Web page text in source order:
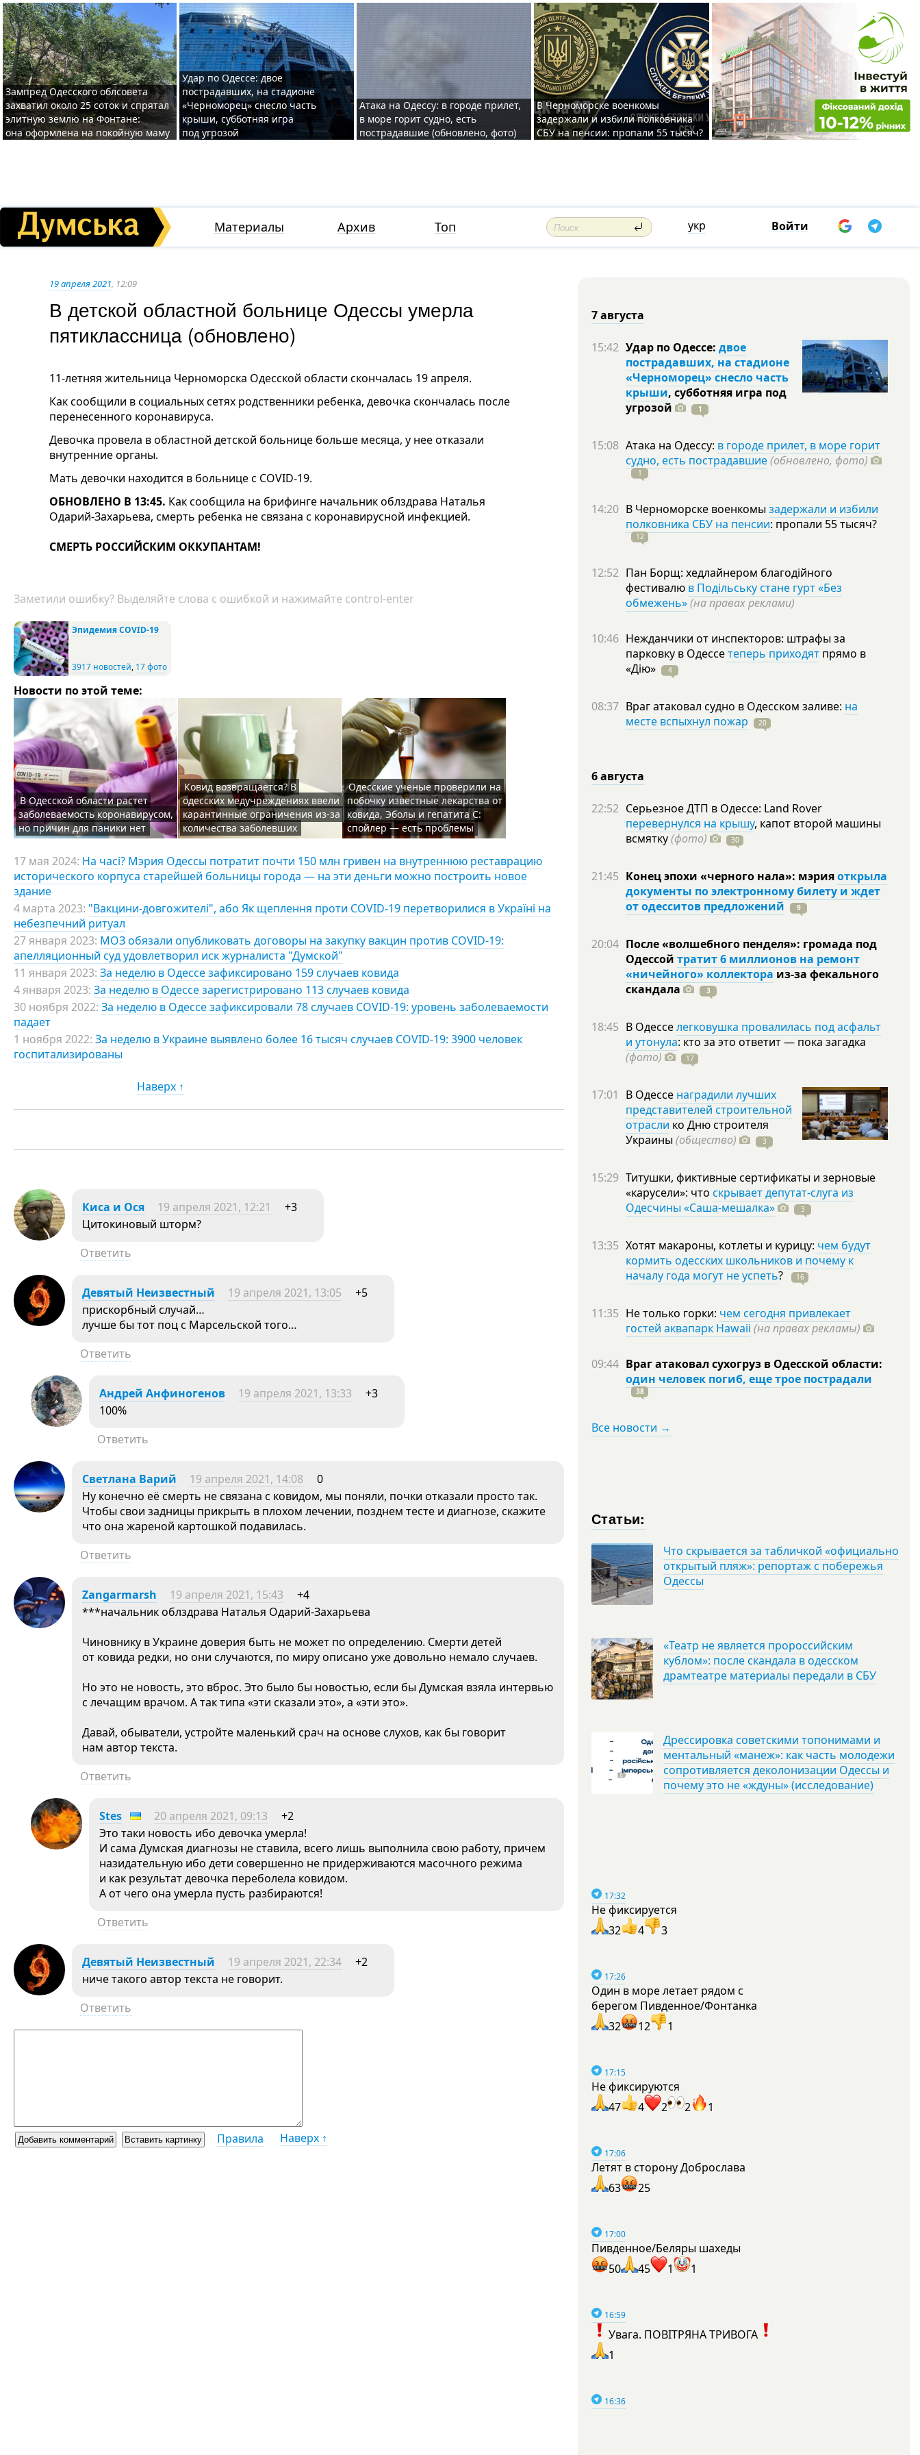
Зампред Одесского облсовета
захватил около 25 соток и спрятал
элитную землю на Фонтане:
она оформлена на покойную маму
Удар по Одессе: двое
пострадавших, на стадионе
«Черноморец» снесло часть
крыши, субботняя игра
под угрозой
Атака на Одессу: в городе прилет,
в море горит судно, есть
пострадавшие (обновлено, фото)
В Черноморске военкомы
задержали и избили полковника
СБУ на пенсии: пропали 55 тысяч?
Материалы Архив Топ укр Войти
19 апреля 2021, 12:09
В детской областной больнице Одессы умерла
пятиклассница (обновлено)
11-летняя жительница Черноморска Одесской области скончалась 19 апреля.
Как сообщили в социальных сетях родственники ребенка, девочка скончалась после
перенесенного коронавируса.
Девочка провела в областной детской больнице больше месяца, у нее отказали
внутренние органы.
Мать девочки находится в больнице с COVID-19.
ОБНОВЛЕНО В 13:45. Как сообщила на брифинге начальник облздрава Наталья
Одарий-Захарьева, смерть ребенка не связана с коронавирусной инфекцией.
СМЕРТЬ РОССИЙСКИМ ОККУПАНТАМ!
Заметили ошибку? Выделяйте слова с ошибкой и нажимайте control-enter
Эпидемия COVID-19
3917 новостей, 17 фото
Новости по этой теме:
В Одесской области растет
заболеваемость коронавирусом,
но причин для паники нет
Ковид возвращается? В
одесских медучреждениях ввели
карантинные ограничения из-за
количества заболевших
Одесские ученые проверили на
побочку известные лекарства от
ковида, Эболы и гепатита С:
спойлер — есть проблемы
17 мая 2024: На часі? Мэрия Одессы потратит почти 150 млн гривен на внутреннюю реставрацию
исторического корпуса старейшей больницы города — на эти деньги можно построить новое
здание
4 марта 2023: "Вакцини-довгожителі", або Як щеплення проти COVID-19 перетворилися в Україні на
небезпечний ритуал
27 января 2023: МОЗ обязали опубликовать договоры на закупку вакцин против COVID-19:
апелляционный суд удовлетворил иск журналиста "Думской"
11 января 2023: За неделю в Одессе зафиксировано 159 случаев ковида
4 января 2023: За неделю в Одессе зарегистрировано 113 случаев ковида
30 ноября 2022: За неделю в Одессе зафиксировали 78 случаев COVID-19: уровень заболеваемости
падает
1 ноября 2022: За неделю в Украине выявлено более 16 тысяч случаев COVID-19: 3900 человек
госпитализированы
Наверх ↑
Киса и Ося 19 апреля 2021, 12:21
+3
Цитокиновый шторм?
Ответить
Девятый Неизвестный 19 апреля 2021, 13:05
+5
прискорбный случай…
лучше бы тот поц с Марсельской того…
Ответить
Андрей Анфиногенов 19 апреля 2021, 13:33
+3
100%
Ответить
Светлана Варий 19 апреля 2021, 14:08
0
Ну конечно её смерть не связана с ковидом, мы поняли, почки отказали просто так.
Чтобы свои задницы прикрыть в плохом лечении, позднем тесте и диагнозе, скажите
что она жареной картошкой подавилась.
Ответить
Zangarmarsh 19 апреля 2021, 15:43
+4
***начальник облздрава Наталья Одарий-Захарьева
Чиновнику в Украине доверия быть не может по определению. Смерти детей
от ковида редки, но они случаются, по миру описано уже довольно немало случаев.
Но это не новость, это вброс. Это было бы новостью, если бы Думская взяла интервью
с лечащим врачом. А так типа «эти сказали это», а «эти это».
Давай, обыватели, устройте маленький срач на основе слухов, как бы говорит
нам автор текста.
Ответить
Stes 20 апреля 2021, 09:13
+2
Это таки новость ибо девочка умерла!
И сама Думская диагнозы не ставила, всего лишь выполнила свою работу, причем
назидательную ибо дети совершенно не придерживаются масочного режима
и как результат девочка переболела ковидом.
А от чего она умерла пусть разбираются!
Ответить
Девятый Неизвестный 19 апреля 2021, 22:34
+2
ниче такого автор текста не говорит.
Ответить
Правила Наверх ↑
7 августа
15:42 Удар по Одессе: двое
пострадавших, на стадионе
«Черноморец» снесло часть
крыши, субботняя игра под
угрозой
1
15:08 Атака на Одессу: в городе прилет, в море горит
судно, есть пострадавшие(обновлено, фото)
1
14:20 В Черноморске военкомы задержали и избили
полковника СБУ на пенсии: пропали 55тысяч?
12
12:52 Пан Борщ: хедлайнером благодійного
фестивалю в Подільську стане гурт «Без
обмежень»(на правах реклами)
10:46 Нежданчики от инспекторов: штрафы за
парковку в Одессетеперь приходят прямо в
«Дію»
4
08:37 Враг атаковал судно в Одесском заливе: на
месте вспыхнул пожар
20
6 августа
22:52 Серьезное ДТП в Одессе: Land Rover
перевернулся на крышу, капот второй машины
всмятку(фото) 30
21:45 Конец эпохи «черного нала»: мэрияоткрыла
документы по электронному билету и ждет
от одесситов предложений
9
20:04 После «волшебного пенделя»: громада под
Одессой тратит 6 миллионов на ремонт
«ничейного» коллектора из-за фекального
скандала
3
18:45 В Одесселегковушка провалилась под асфальт
и утонула: кто за это ответит — пока загадка
(фото)
17
17:01 В Одессе наградили лучших
представителей строительной
отрасли ко Дню строителя
Украины (общество) 3
15:29 Титушки, фиктивные сертификаты и зерновые
«карусели»: что скрывает депутат-слуга из
Одесчины «Саша-мешалка»
3
13:35 Хотят макароны, котлеты и курицу: чем будут
кормить одесских школьников и почему к
началу года могут не успеть? 16
11:35 Не только горки: чем сегодня привлекает
гостей аквапарк Hawaii (на правах рекламы)
09:44 Враг атаковал сухогруз в Одесской области:
один человек погиб, еще трое пострадали
38
Все новости →
Статьи:
Что скрывается за табличкой «официально
открытый пляж»: репортаж с побережья
Одессы
«Театр не является пророссийским
кублом»: после скандала в одесском
драмтеатре материалы передали в СБУ
Дрессировка советскими топонимами и
ментальный «манеж»: как часть молодежи
сопротивляется деколонизации Одессы и
почему это не «ждуны» (исследование)
17:32
Не фиксируется
32
4 3
17:26
Один в море летает рядом с
берегом Пивденное/Фонтанка
32
12 1
17:15
Не фиксируются
47
4 2 2 1
17:06
Летят в сторону Доброслава
63
25
17:00
Пивденное/Беляры шахеды
50
45 1 1
16:59
Увага. ПОВІТРЯНА ТРИВОГА
1
16:36